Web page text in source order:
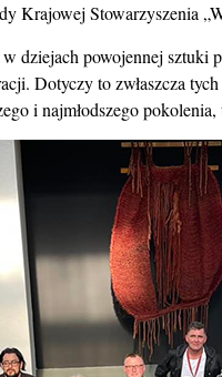
Krajowej Stowarzyszenia
dziejach powojennej sztuki
Dotyczy to zwłaszcza
i najmłodszego